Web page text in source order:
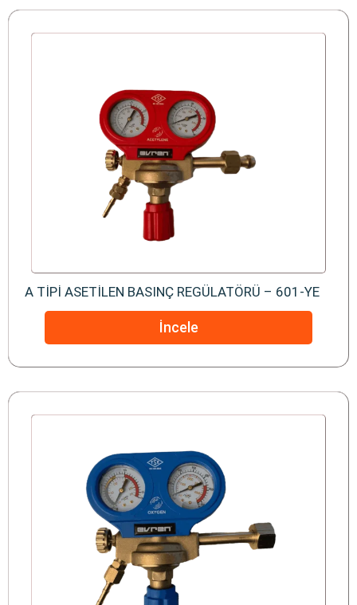
A TİPİ ASETİLEN BASINÇ REGÜLATÖRÜ – 601-YE
İncele